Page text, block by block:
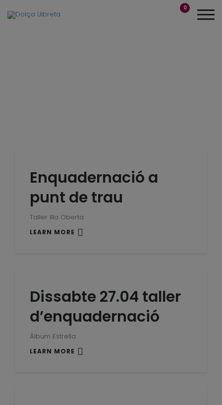
0
Enquadernació a
punt de trau
Taller Illa Oberta
LEARN MORE
Dissabte 27.04 taller
d’enquadernació
Àlbum Estrella
LEARN MORE